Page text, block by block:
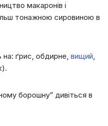
макаронів і
тонажною сировиною в
ґрис, обдирне, вищий,
борошну” дивіться в